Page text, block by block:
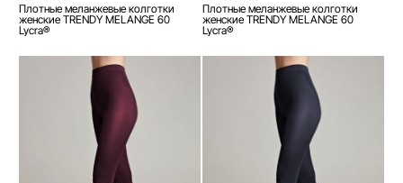
Плотные меланжевые колготки
женские TRENDY MELANGE 60
Lycra®
Плотные меланжевые колготки
женские TRENDY MELANGE 60
Lycra®